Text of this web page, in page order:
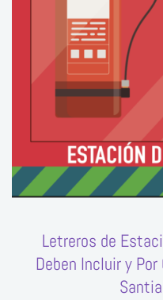
Letreros de
Deben Incluir y